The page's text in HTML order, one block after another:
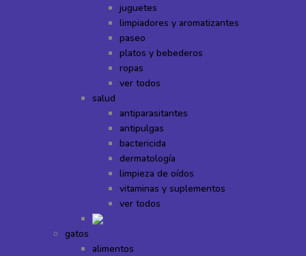
juguetes
limpiadores y aromatizantes
paseo
platos y bebederos
ropas
ver todos
salud
antiparasitantes
antipulgas
bactericida
dermatología
limpieza de oídos
vitaminas y suplementos
ver todos
gatos
alimentos